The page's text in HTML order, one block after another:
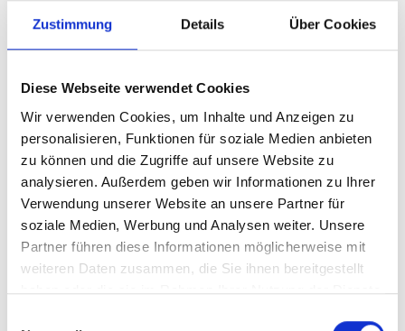
Zustimmung Details Über Cookies
Diese Webseite verwendet Cookies
Wir verwenden Cookies, um Inhalte und Anzeigen zu
personalisieren, Funktionen für soziale Medien anbieten
zu können und die Zugriffe auf unsere Website zu
analysieren. Außerdem geben wir Informationen zu Ihrer
Verwendung unserer Website an unsere Partner für
soziale Medien, Werbung und Analysen weiter. Unsere
Partner führen diese Informationen möglicherweise mit
weiteren Daten zusammen, die Sie ihnen bereitgestellt
haben oder die sie im Rahmen Ihrer Nutzung der Dienste
eigene Erwartungen, und unsere
Schulung ist so konzipiert, dass sie dir
deiner individuellen Vorlage zeigt,
anstatt eine Einheitslösung zu bieten.
Der Prozess des wissenschaftlichen
Schreibens kann ohne das richtige
Wissen eine große Herausforderung
darstellen. Jedoch, ausgestattet mit
denTechniken und Strategiendieses
Kurses, wird die Formatierung deiner